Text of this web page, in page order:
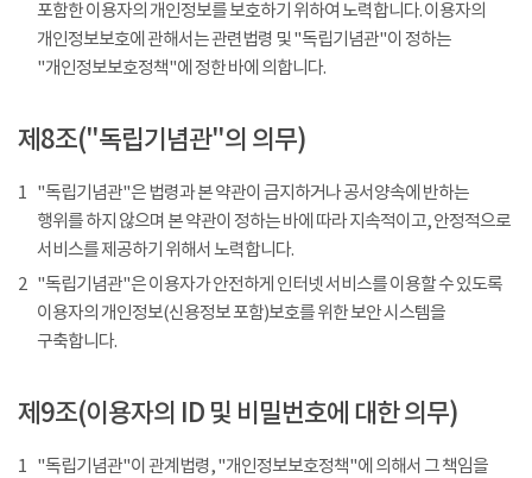
포함한 이용자의 개인정보를 보호하기 위하여 노력합니다. 이용자의
개인정보보호에 관해서는 관련법령 및 "독립기념관"이 정하는
"개인정보보호정책"에 정한 바에 의합니다.
제8조("독립기념관"의 의무)
1 "독립기념관"은 법령과 본 약관이 금지하거나 공서양속에 반하는
행위를 하지 않으며 본 약관이 정하는 바에 따라 지속적이고, 안정적으로
서비스를 제공하기 위해서 노력합니다.
2 "독립기념관"은 이용자가 안전하게 인터넷 서비스를 이용할 수 있도록
이용자의 개인정보(신용정보 포함)보호를 위한 보안 시스템을
구축합니다.
제9조(이용자의 ID 및 비밀번호에 대한 의무)
1 "독립기념관"이 관계법령, "개인정보보호정책"에 의해서 그 책임을